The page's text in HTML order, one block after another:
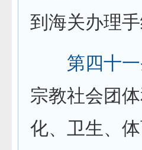
到海关办理手
第四十一
宗教社会团
化、卫生、